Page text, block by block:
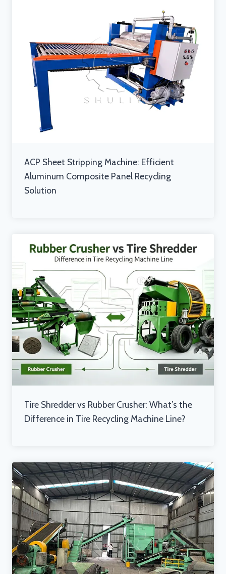
ACP Sheet Stripping Machine: Efficient
Aluminum Composite Panel Recycling
Solution
Tire Shredder vs Rubber Crusher: What’s the
Difference in Tire Recycling Machine Line?